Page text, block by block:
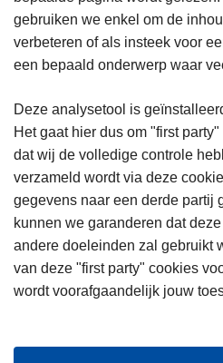
gebruiken we enkel om de
verbeteren of als insteek voor
een bepaald onderwerp waar
Deze analysetool is
Het gaat hier dus om "first
dat wij de volledige controle
verzameld wordt via deze
gegevens naar een derde partij
kunnen we garanderen dat
andere doeleinden zal gebruikt
van deze "first party" cookies
wordt voorafgaandelijk jouw